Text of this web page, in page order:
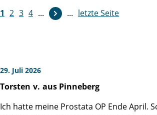
1 2 3 4 ... ... letzte Seite
29. Juli 2026
Torsten v. aus Pinneberg
Ich hatte meine Prostata OP Ende April.